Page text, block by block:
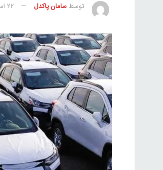
توسطسامان پاکدل ۲۲ اسفند ۱۴۰۲